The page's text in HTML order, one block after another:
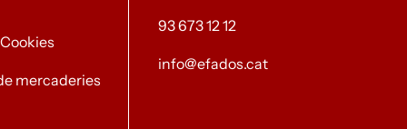
mercaderies
93 673 12 12
info@efados.cat